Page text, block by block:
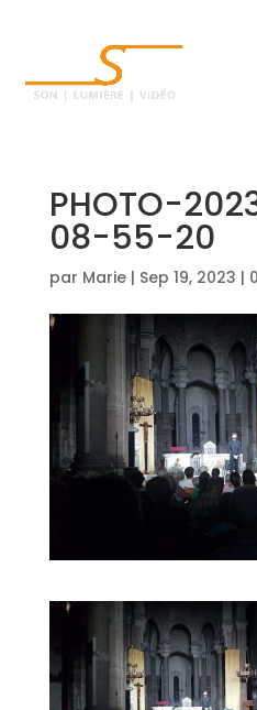
PHOTO-
08-55-20
par Marie| Sep 19, 2023 |